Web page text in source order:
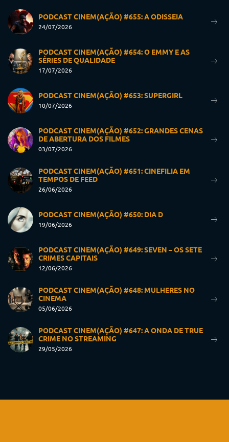
PODCAST CINEM(AÇÃO) #655: A ODISSEIA
24/07/2026
PODCAST CINEM(AÇÃO) #654: O EMMY E AS
SÉRIES DE QUALIDADE
17/07/2026
PODCAST CINEM(AÇÃO) #653: SUPERGIRL
10/07/2026
PODCAST CINEM(AÇÃO) #652: GRANDES CENAS
DE ABERTURA DOS FILMES
03/07/2026
PODCAST CINEM(AÇÃO) #651: CINEFILIA EM
TEMPOS DE FEED
26/06/2026
PODCAST CINEM(AÇÃO) #650: DIA D
19/06/2026
PODCAST CINEM(AÇÃO) #649: SEVEN – OS SETE
CRIMES CAPITAIS
12/06/2026
PODCAST CINEM(AÇÃO) #648: MULHERES NO
CINEMA
05/06/2026
PODCAST CINEM(AÇÃO) #647: A ONDA DE TRUE
CRIME NO STREAMING
29/05/2026